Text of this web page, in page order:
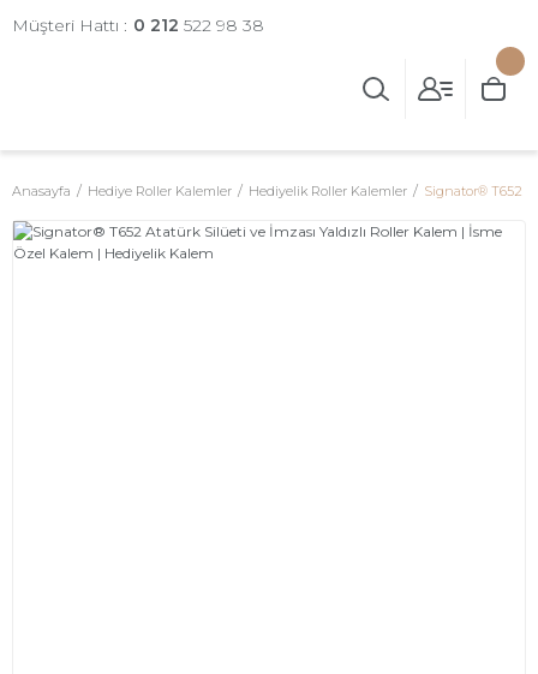
Müşteri Hattı : 0 212 522 98 38
Anasayfa Hediye Roller Kalemler Hediyelik Roller Kalemler Signator® T652